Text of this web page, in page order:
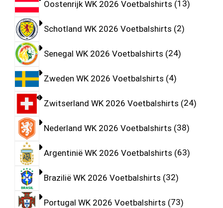
Oostenrijk WK 2026 Voetbalshirts 13
Schotland WK 2026 Voetbalshirts 2
Senegal WK 2026 Voetbalshirts 24
Zweden WK 2026 Voetbalshirts 4
Zwitserland WK 2026 Voetbalshirts 24
Nederland WK 2026 Voetbalshirts 38
Argentinië WK 2026 Voetbalshirts 63
Brazilië WK 2026 Voetbalshirts 32
Portugal WK 2026 Voetbalshirts 73